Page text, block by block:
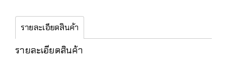
รายละเอียดสินค้า
รายละเอียดสินค้า